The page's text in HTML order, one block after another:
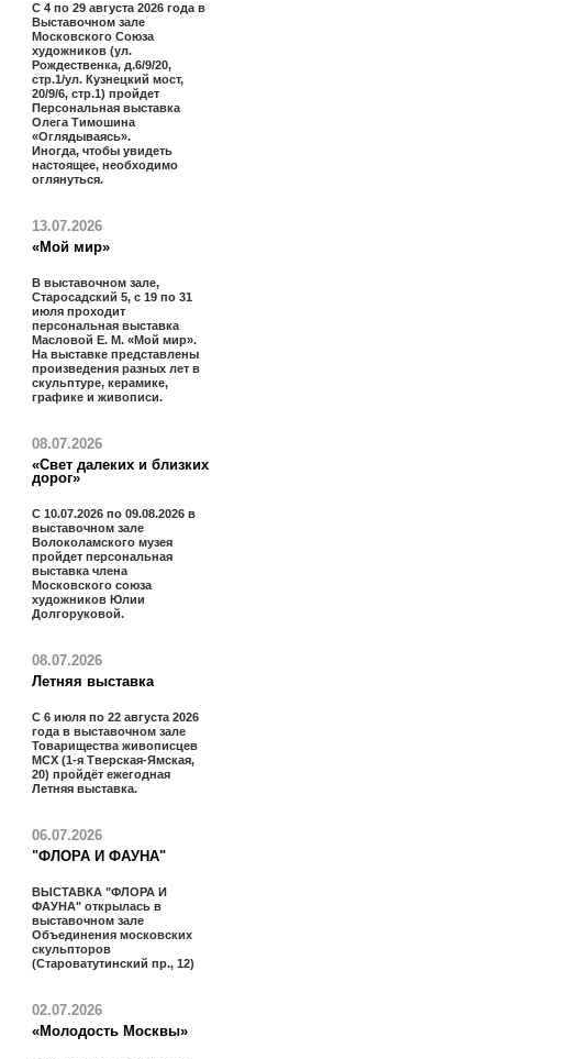
С 4 по 29 августа 2026 года в
Выставочном зале
Московского Союза
художников (ул.
Рождественка, д.6/9/20,
стр.1/ул. Кузнецкий мост,
20/9/6, стр.1) пройдет
Персональная выставка
Олега Тимошина
«Оглядываясь».
Иногда, чтобы увидеть
настоящее, необходимо
оглянуться.
13.07.2026
«Мой мир»
В выставочном зале,
Старосадский 5, с 19 по 31
июля проходит
персональная выставка
Масловой Е. М. «Мой мир».
На выставке представлены
произведения разных лет в
скульптуре, керамике,
графике и живописи.
08.07.2026
«Свет далеких и близких
дорог»
С 10.07.2026 по 09.08.2026 в
выставочном зале
Волоколамского музея
пройдет персональная
выставка члена
Московского союза
художников Юлии
Долгоруковой.
08.07.2026
Летняя выставка
С 6 июля по 22 августа 2026
года в выставочном зале
Товарищества живописцев
МСХ (1-я Тверская-Ямская,
20) пройдёт ежегодная
Летняя выставка.
06.07.2026
"ФЛОРА И ФАУНА"
ВЫСТАВКА "ФЛОРА И
ФАУНА" открылась в
выставочном зале
Объединения московских
скульпторов
(Староватутинский пр., 12)
02.07.2026
«Молодость Москвы»